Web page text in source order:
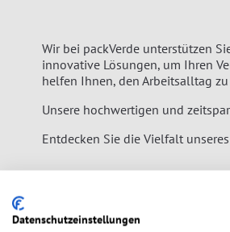
Wir bei packVerde unterstützen
innovative Lösungen, um Ihren
helfen Ihnen, den Arbeitsalltag
Unsere hochwertigen und
Entdecken Sie die Vielfalt
Datenschutzeinstellungen